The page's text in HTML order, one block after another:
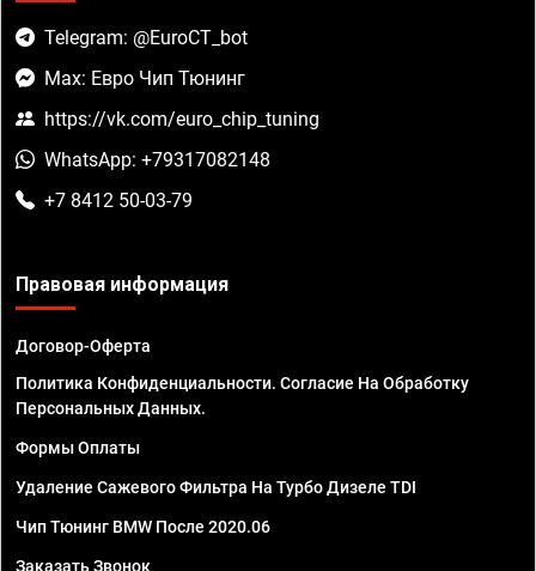
Telegram: @EuroCT_bot
Max: Евро Чип Тюнинг
https://vk.com/euro_chip_tuning
WhatsApp: +79317082148
+7 8412 50-03-79
Правовая информация
Договор-Оферта
Политика Конфиденциальности. Согласие На Обработку
Персональных Данных.
Формы Оплаты
Удаление Сажевого Фильтра На Турбо Дизеле TDI
Чип Тюнинг BMW После 2020.06
Заказать Звонок